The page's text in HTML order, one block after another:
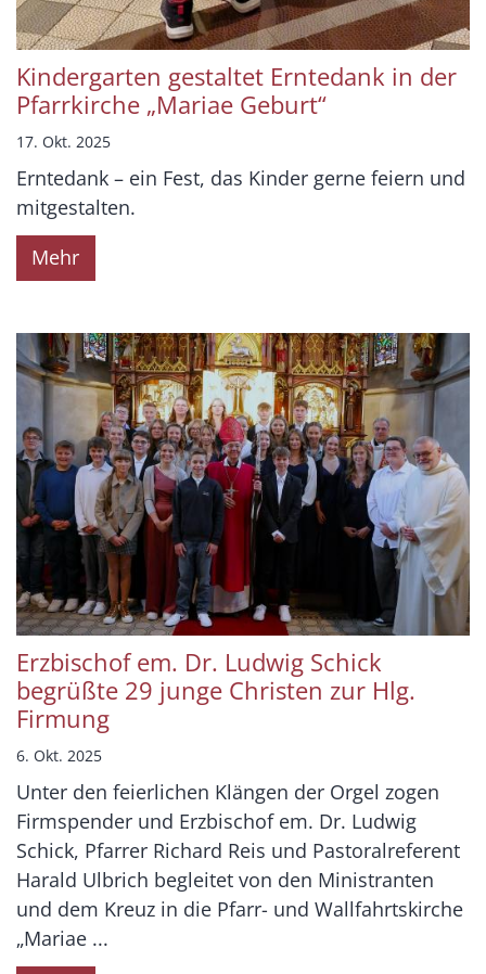
Kindergarten gestaltet Erntedank in der
Pfarrkirche „Mariae Geburt“
17. Okt. 2025
Erntedank – ein Fest, das Kinder gerne feiern und
mitgestalten.
Mehr
Erzbischof em. Dr. Ludwig Schick
begrüßte 29 junge Christen zur Hlg.
Firmung
6. Okt. 2025
Unter den feierlichen Klängen der Orgel zogen
Firmspender und Erzbischof em. Dr. Ludwig
Schick, Pfarrer Richard Reis und Pastoralreferent
Harald Ulbrich begleitet von den Ministranten
und dem Kreuz in die Pfarr- und Wallfahrtskirche
„Mariae ...